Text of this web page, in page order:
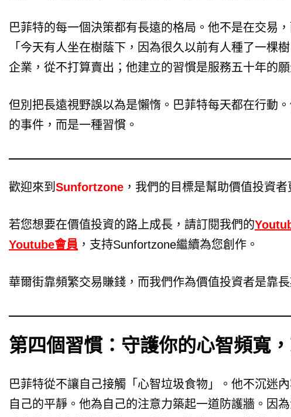
巴菲特的每一個決策都有長遠的格局。他不是在交易
「今天有人坐在樹蔭下，因為很久以前有人種了一棵
企業，從不打算賣出；他建立的習慣是服務五十年的
但別把長遠視野誤以為是懶惰。巴菲特每天都在行動
的事件，而是一種習慣。
歡迎來到 Sunfortzone ，我們的目標是幫助價值投資
若您想要在價值投資的路上成長，請訂閱我們的
Youtube會員 ，支持Sunfortzone繼續為您創作。
華爾街靠頻繁交易賺錢，而我們作為價值投資者是靠長
第四個習慣：守護你的心智頻寬
巴菲特從不讓自己接觸「心智垃圾食物」。他不沉迷
自己的平靜。他為自己的注意力築起一道防護牆。因